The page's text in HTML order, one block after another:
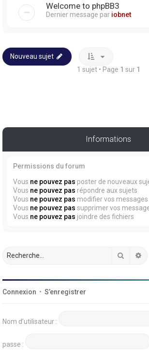
Welcome to phpBB3
Dernier message par iobnet
Nouveau sujet
1 sujet • Page 1 sur 1
Informations
Permissions du forum
Vous ne pouvez pas poster de nouveaux
Vous ne pouvez pas répondre aux sujets
Vous ne pouvez pas modifier vos messages
Vous ne pouvez pas supprimer vos
Vous ne pouvez pas joindre des fichiers
Connexion • S’enregistrer
Nom d’utilisateur :
passe :